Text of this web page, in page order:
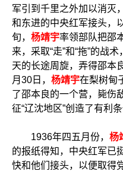
军引到千里之外加以消灭
和东进的中央红军接头，
旬， 杨靖宇率领部队把邵
来，采取“走”和“拖”的战
天的长途周旋，弄得邵本
月30日， 杨靖宇在梨树甸
了邵本良的一个营，毙伤
征“辽沈地区”创造了有利条
1936年四五月份， 杨
的报纸得知，中央红军已
快和他们接头，以便取得